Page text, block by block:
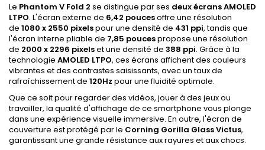
Le Phantom V Fold 2 se distingue par ses deux écrans AMOLED
LTPO. L'écran externe de 6,42 poucesoffre une résolution
de 1080 x 2550 pixelspour une densité de 431 ppi, tandis que
l'écran interne pliable de 7,85 poucespropose une résolution
de 2000 x 2296 pixelset une densité de 388 ppi. Grâce à la
technologie AMOLED LTPO, ces écrans affichent des couleurs
vibrantes et des contrastes saisissants, avec un taux de
rafraîchissement de 120Hz pour une fluidité optimale.
Que ce soit pour regarder des vidéos, jouer à des jeux ou
travailler, la qualité d'affichage de ce smartphone vous plonge
dans une expérience visuelle immersive. En outre, l'écran de
couverture est protégé par le Corning Gorilla Glass Victus,
garantissant une grande résistance aux rayures et aux chocs.